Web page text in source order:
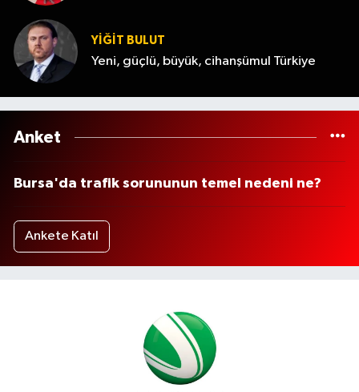
YİĞİT BULUT
Yeni, güçlü, büyük, cihanşümul Türkiye
Anket
Bursa'da trafik sorununun temel nedeni ne?
Ankete Katıl